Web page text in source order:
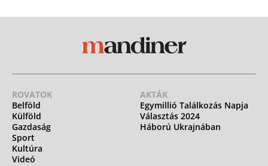
ROVATOK
Belföld
Külföld
Gazdaság
Sport
Kultúra
Videó
AKTÁK
Egymillió Találkozás Napja
Választás 2024
Háború Ukrajnában